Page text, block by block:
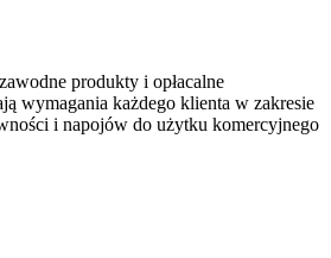
produkty i opłacalne
wymagania każdego klienta w zakresie
i napojów do użytku komercyjnego